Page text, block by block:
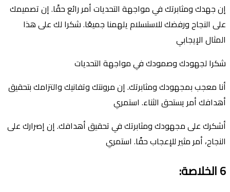
إن جهدك ومثابرتك في مواجهة التحديات أمر رائع حقًا. إن تصميمك
على النجاح ورفضك للاستسلام يلهمنا جميعًا. شكرا لك على هذا
المثال الإيجابي
شكرا لجهودك وصمودك في مواجهة التحديات
أنا معجب بمجهودك ومثابرتك. إن مرونتك وتفانيك والتزامك بتحقيق
أهدافك أمر يستحق الثناء. استمري
أشكرك على مجهودك ومثابرتك في تحقيق أهدافك. إن إصرارك على
النجاح، أمر مثير للإعجاب حقًا. استمري
6الخلاصة: